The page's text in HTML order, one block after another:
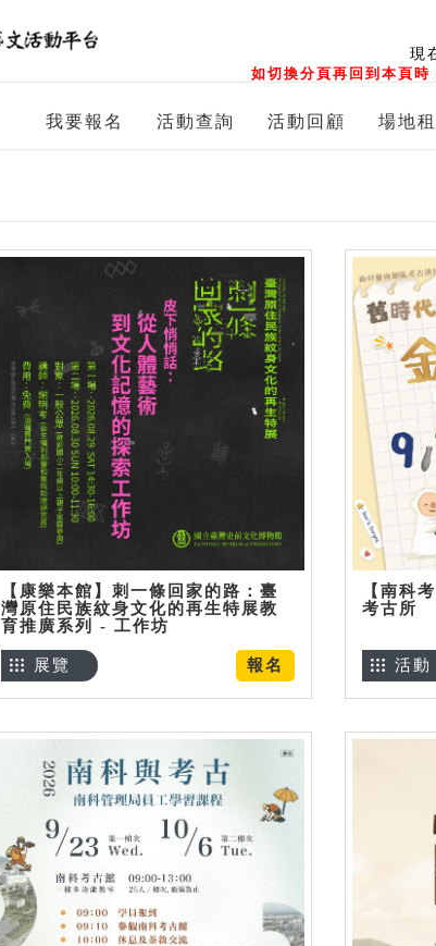
現
如切換分頁再回到本頁
我要報名 活動查詢 活動回顧 場地
【康樂本館】刺一條回家的路：臺
灣原住民族紋身文化的再生特展教
育推廣系列 - 工作坊
報名
展覽
【南科
考古所
活動